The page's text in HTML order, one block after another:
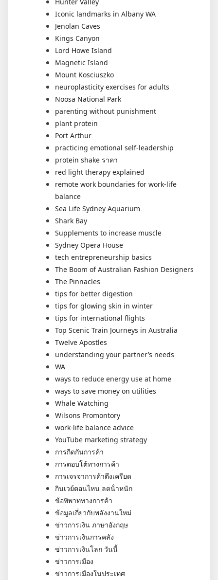
Iconic landmarks in Albany WA
Jenolan Caves
Kings Canyon
Lord Howe Island
Magnetic Island
Mount Kosciuszko
neuroplasticity exercises for adults
Noosa National Park
parenting without punishment
plant protein
Port Arthur
practicing emotional self-leadership
protein shake ราคา
red light therapy explained
remote work boundaries for work-life
balance
Sea Life Sydney Aquarium
Shark Bay
Supplements to increase muscle
Sydney Opera House
tech entrepreneurship basics
The Boom of Australian Fashion Designers
The Pinnacles
tips for better digestion
tips for glowing skin in winter
tips for international flights
Top Scenic Train Journeys in Australia
Twelve Apostles
understanding your partner’s needs
WA
ways to reduce energy use at home
ways to save money on utilities
Whale Watching
Wilsons Promontory
work-life balance advice
YouTube marketing strategy
การกีดกันการค้า
การตอบโต้ทางการค้า
การเจรจาการค้าตึงเครียด
กินเวย์ตอนไหน ลดน้ําหนัก
ข้อพิพาททางการค้า
ข้อมูลเกี่ยวกับพลังงานใหม่
ข่าวการเงิน ภาษาอังกฤษ
ข่าวการเงินการคลัง
ข่าวการเงินโลก วันนี้
ข่าวการเมือง
ข่าวการเมืองในประเทศ